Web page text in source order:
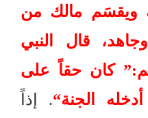
ويقسَم مالك من
قال النبي
:”كان حقاً على
الجنة“
.
إذاً